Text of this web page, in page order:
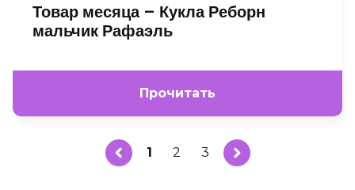
Товар месяца – Кукла Реборн
мальчик Рафаэль
Прочитать
1 2 3